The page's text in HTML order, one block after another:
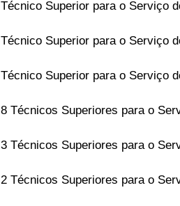
Técnico Superior para o Serviço
Técnico Superior para o Serviço
Técnico Superior para o Serviço
8 Técnicos Superiores para o
3 Técnicos Superiores para o
2 Técnicos Superiores para o